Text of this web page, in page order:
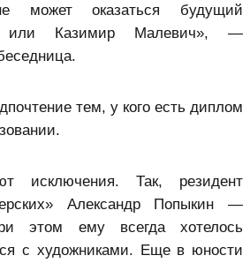
может оказаться будущий
или Казимир Малевич», —
тем, у кого есть диплом
исключения. Так, резидент
Александр Попыкин —
этом ему всегда хотелось
с художниками. Еще в юности